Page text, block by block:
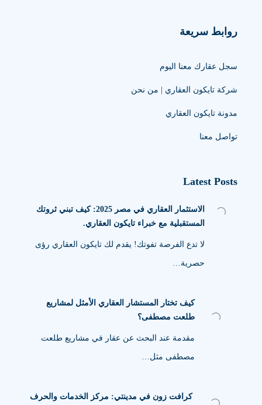
روابط سريعة
سجل عقارك معنا اليوم
شركة تايكون العقاري | من نحن
مدونة تايكون العقاري
تواصل معنا
Latest Posts
الاستثمار العقاري في مصر 2025: كيف تبني ثروتك
المستقبلية مع خبراء تايكون العقاري.
لا تدع الفرصة تفوتك! يقدم لك تايكون العقاري رؤى
حصرية…
كيف تختار المستشار العقاري الأمثل لمشاريع
طلعت مصطفى؟
مقدمة عند البحث عن عقار في مشاريع طلعت
مصطفى مثل…
كرافت زون في مدينتي: مركز الخدمات والحرف